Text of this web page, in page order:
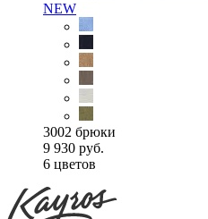
NEW
3002 брюки
9 930 руб.
6 цветов